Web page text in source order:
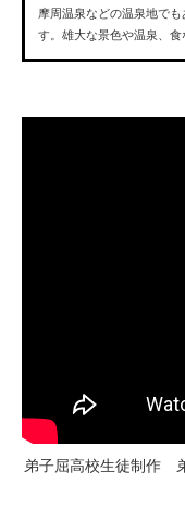
摩周温泉などの温泉地で
す。雄大な景色や温泉、食
弟子屈高校生徒制作